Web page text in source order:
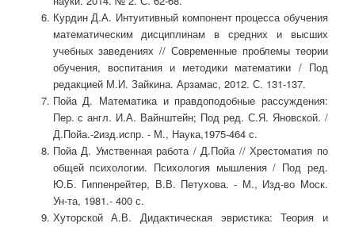
Курдин Д.А. Интуитивный компонент процесса обучения
математическим дисциплинам в средних и высших
учебных заведениях // Современные проблемы теории
обучения, воспитания и методики математики / Под
редакцией М.И. Зайкина. Арзамас, 2012. С. 131-137.
Пойа Д. Математика и правдоподобные рассуждения:
Пер. с англ. И.А. Вайнштейн; Под ред. С.Я. Яновской. /
Д.Пойа.-2изд.испр. - М., Наука,1975-464 с.
Пойа Д. Умственная работа / Д.Пойа // Хрестоматия по
общей психологии. Психология мышления / Под ред.
Ю.Б. Гиппенрейтер, В.В. Петухова. - М., Изд-во Моск.
Ун-та, 1981.- 400 с.
Хуторской А.В. Дидактическая эвристика: Теория и